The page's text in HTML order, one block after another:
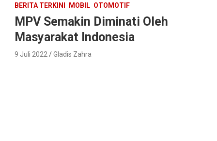
BERITA TERKINI MOBIL OTOMOTIF
MPV Semakin Diminati Oleh
Masyarakat Indonesia
9 Juli 2022 Gladis Zahra